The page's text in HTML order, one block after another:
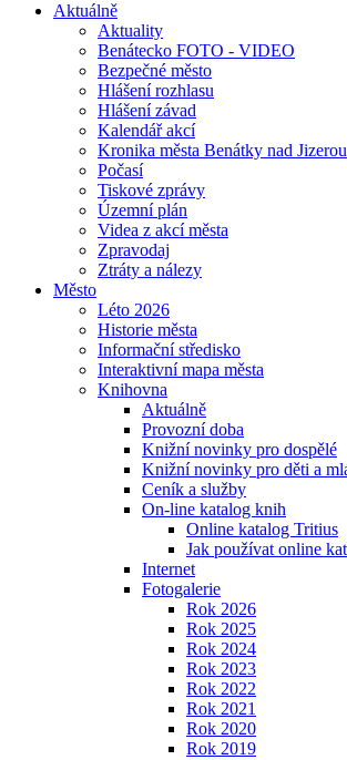
Aktuálně
Aktuality
Benátecko FOTO - VIDEO
Bezpečné město
Hlášení rozhlasu
Hlášení závad
Kalendář akcí
Kronika města Benátky nad Jizerou
Počasí
Tiskové zprávy
Územní plán
Videa z akcí města
Zpravodaj
Ztráty a nálezy
Město
Léto 2026
Historie města
Informační středisko
Interaktivní mapa města
Knihovna
Aktuálně
Provozní doba
Knižní novinky pro dospělé
Knižní novinky pro děti a
Ceník a služby
On-line katalog knih
Online katalog Tritius
Jak používat online
Internet
Fotogalerie
Rok 2026
Rok 2025
Rok 2024
Rok 2023
Rok 2022
Rok 2021
Rok 2020
Rok 2019